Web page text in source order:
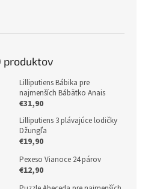
produktov
Lilliputiens Bábika pre
najmenších Bábätko Anais
€31,90
Lilliputiens 3 plávajúce lodičky
Džungľa
€19,90
Pexeso Vianoce 24 párov
€12,90